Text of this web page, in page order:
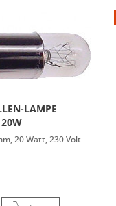
LAMPE
20 Watt, 230 Volt